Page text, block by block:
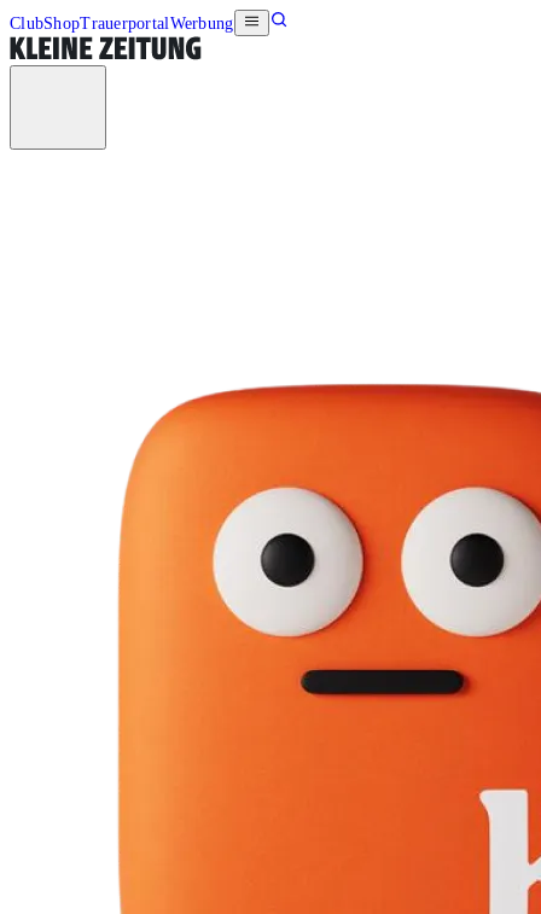
ClubShopTrauerportalWerbung